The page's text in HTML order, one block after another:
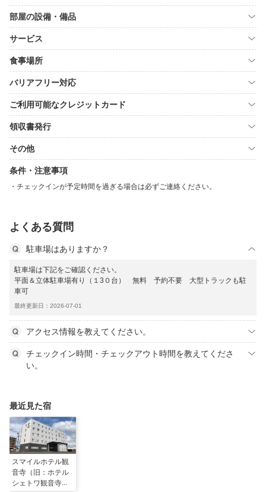
部屋の設備・備品
サービス
食事場所
バリアフリー対応
ご利用可能なクレジットカード
領収書発行
その他
条件・注意事項
チェックインが予定時間を過ぎる場合は必ずご連絡ください。
よくある質問
駐車場はありますか？
駐車場は下記をご確認ください。
平面＆立体駐車場有り（１3０台） 無料 予約不要 大型トラックも駐
車可
最終更新日：2026-07-01
アクセス情報を教えてください。
チェックイン時間・チェックアウト時間を教えてくださ
い。
最近見た宿
スマイルホテル観
音寺（旧：ホテル
シェトワ観音寺）